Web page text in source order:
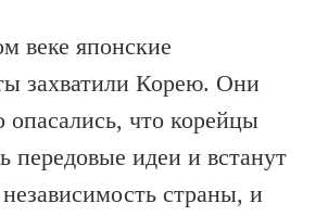
японские
захватили Корею. Они
опасались, что корейцы
передовые идеи и встанут
страны, и